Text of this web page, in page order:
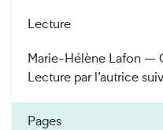
Lecture
Marie-Hélène Lafon —
Lecture par l’autrice
Pages